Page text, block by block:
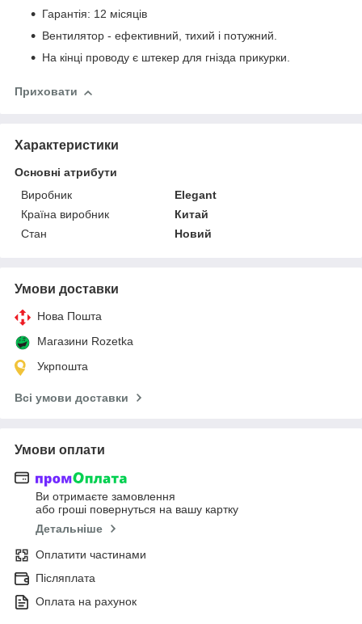
Гарантія: 12 місяців
Вентилятор - ефективний, тихий і потужний.
На кінці проводу є штекер для гнізда прикурки.
Приховати
Характеристики
Основні атрибути
Виробник
Elegant
Країна виробник
Китай
Стан
Новий
Умови доставки
Нова Пошта
Магазини Rozetka
Укрпошта
Всі умови доставки
Умови оплати
Ви отримаєте замовлення
або гроші повернуться на вашу картку
Детальніше
Оплатити частинами
Післяплата
Оплата на рахунок